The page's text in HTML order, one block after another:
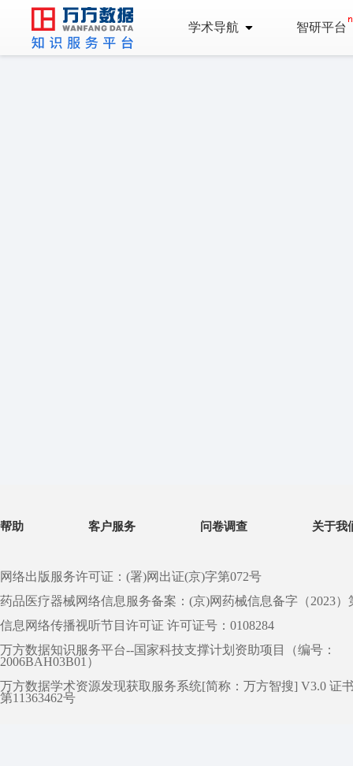
学术导航 智研平台
帮助 客户服务 问卷调查 关于我
网络出版服务许可证：(署)网出证(京)字第072号
药品医疗器械网络信息服务备案：(京)网药械信息备字（2023）
信息网络传播视听节目许可证 许可证号：0108284
万方数据知识服务平台--国家科技支撑计划资助项目（编号：
2006BAH03B01）
万方数据学术资源发现获取服务系统[简称：万方智搜] V3.0 证
第11363462号